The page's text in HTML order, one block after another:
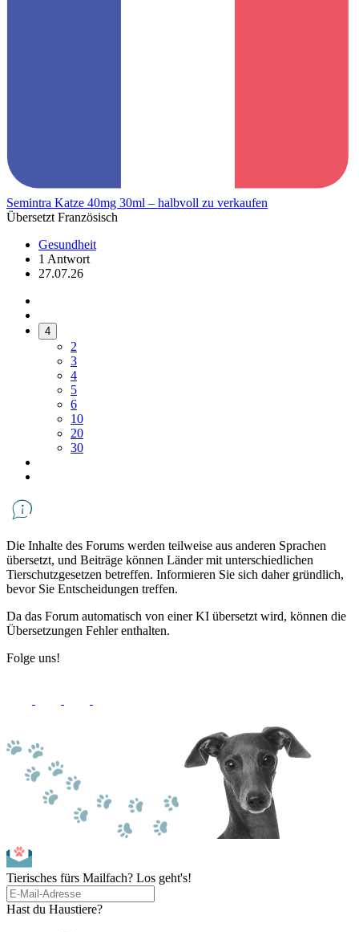
Semintra Katze 40mg 30ml – halbvoll zu verkaufen
Übersetzt Französisch
Gesundheit
1 Antwort
27.07.26
4
2
3
4
5
6
10
20
30
Die Inhalte des Forums werden teilweise aus anderen Sprachen
übersetzt, und Beiträge können Länder mit unterschiedlichen
Tierschutzgesetzen betreffen. Informieren Sie sich daher gründlich,
bevor Sie Entscheidungen treffen.
Da das Forum automatisch von einer KI übersetzt wird, können die
Übersetzungen Fehler enthalten.
Folge uns!
Tierisches fürs Mailfach? Los geht's!
Hast du Haustiere?